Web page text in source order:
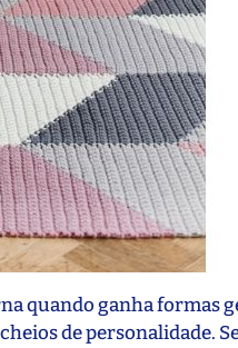
quando ganha formas
de personalidade.